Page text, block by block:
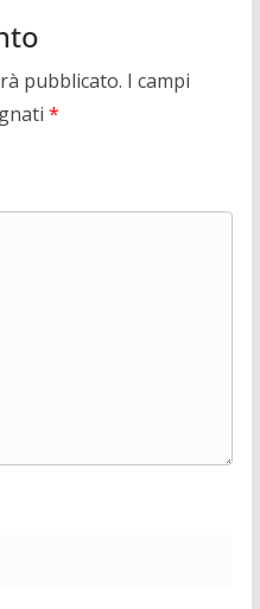
pubblicato. I campi
*